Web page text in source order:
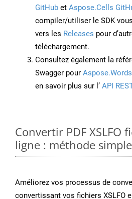
GitHub et Aspose.Cells
compiler/utiliser le SDK
vers les Releases pour
téléchargement.
Consultez également la
Swagger pour Aspose.Words
en savoir plus sur l’ API REST
Convertir PDF XSLFO
ligne : méthode
Améliorez vos processus de
convertissant vos fichiers XSLFO